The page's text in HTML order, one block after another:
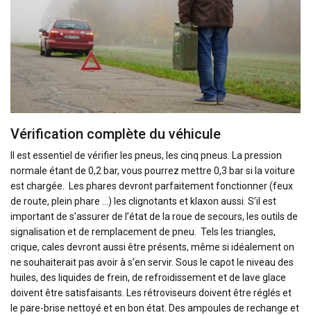
Vérification complète du véhicule
Il est essentiel de vérifier les pneus, les cinq pneus. La pression
normale étant de 0,2 bar, vous pourrez mettre 0,3 bar si la voiture
est chargée. Les phares devront parfaitement fonctionner (feux
de route, plein phare …) les clignotants et klaxon aussi. S’il est
important de s’assurer de l’état de la roue de secours, les outils de
signalisation et de remplacement de pneu. Tels les triangles,
crique, cales devront aussi être présents, même si idéalement on
ne souhaiterait pas avoir à s’en servir. Sous le capot le niveau des
huiles, des liquides de frein, de refroidissement et de lave glace
doivent être satisfaisants. Les rétroviseurs doivent être réglés et
le pare-brise nettoyé et en bon état. Des ampoules de rechange et